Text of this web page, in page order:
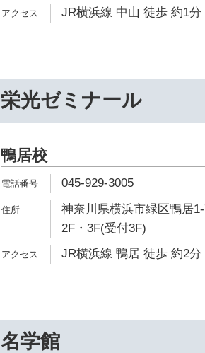
JR横浜線 中山 徒歩 約1分
栄光ゼミナール
鴨居校
045-929-3005
神奈川県横浜市緑区鴨居
2F・3F(受付3F)
JR横浜線 鴨居 徒歩 約2分
名学館